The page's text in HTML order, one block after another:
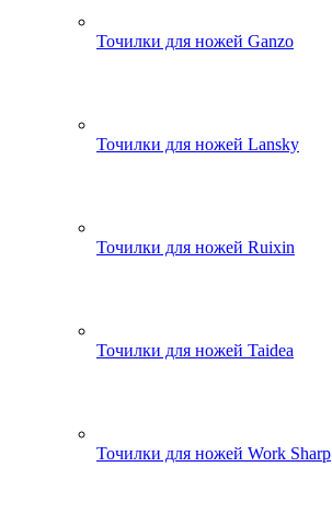
Точилки для ножей Ganzo
Точилки для ножей Lansky
Точилки для ножей Ruixin
Точилки для ножей Taidea
Точилки для ножей Work Sharp